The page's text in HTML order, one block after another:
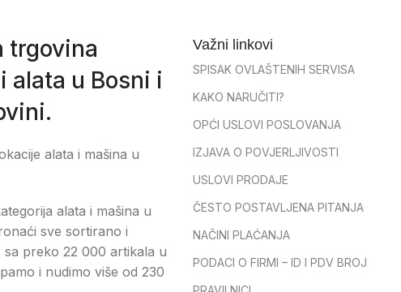
trgovina
alata u Bosni i
alata i mašina u
alata i mašina u
sve sortirano i
preko 22 000 artikala u
i nudimo više od 230
Važni linkovi
SPISAK OVLAŠTENIH SERVISA
KAKO NARUČITI?
OPĆI USLOVI POSLOVANJA
IZJAVA O POVJERLJIVOSTI
USLOVI PRODAJE
ČESTO POSTAVLJENA PITANJA
NAČINI PLAĆANJA
PODACI O FIRMI – ID I PDV BROJ